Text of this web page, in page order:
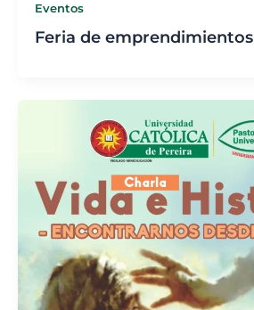
Eventos
Feria de emprendimientos